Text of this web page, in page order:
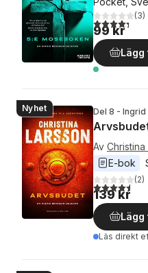
4,3utav 5(3)
99 kr
Lägg
Nyhet Del 8 - Ingrid
Av Christina
E-bok
4,5utav 5(2)
139 kr
Lägg
Läs direkt